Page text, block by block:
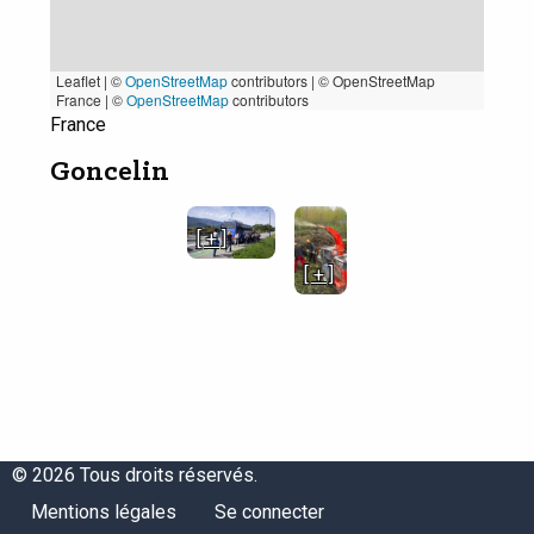
Leaflet | ©OpenStreetMapcontributors | © OpenStreetMap
France | ©OpenStreetMapcontributors
France
Goncelin
[ + ]
[ + ]
© 2026 Tous droits réservés.
Menu
Mentions légales
Menu
Se connecter